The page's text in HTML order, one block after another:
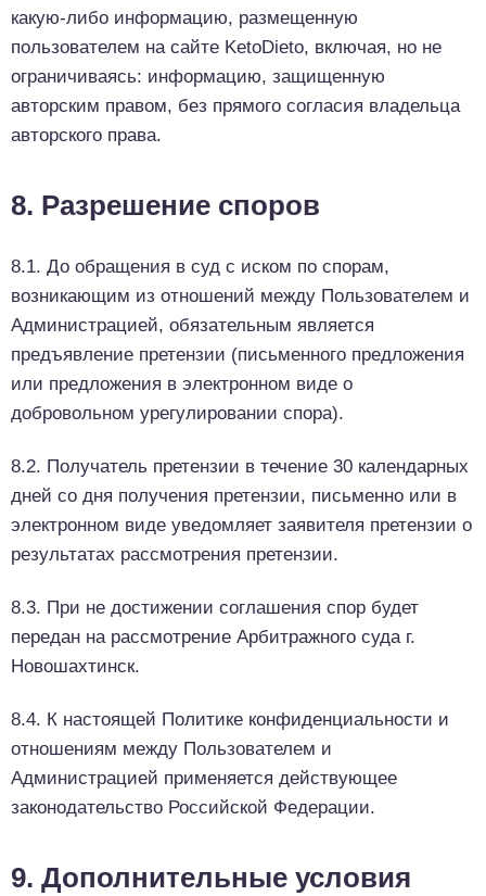
какую-либо информацию, размещенную
пользователем на сайте KetoDieto, включая, но не
ограничиваясь: информацию, защищенную
авторским правом, без прямого согласия владельца
авторского права.
8. Разрешение споров
8.1. До обращения в суд с иском по спорам,
возникающим из отношений между Пользователем и
Администрацией, обязательным является
предъявление претензии (письменного предложения
или предложения в электронном виде о
добровольном урегулировании спора).
8.2. Получатель претензии в течение 30 календарных
дней со дня получения претензии, письменно или в
электронном виде уведомляет заявителя претензии о
результатах рассмотрения претензии.
8.3. При не достижении соглашения спор будет
передан на рассмотрение Арбитражного суда г.
Новошахтинск.
8.4. К настоящей Политике конфиденциальности и
отношениям между Пользователем и
Администрацией применяется действующее
законодательство Российской Федерации.
9. Дополнительные условия